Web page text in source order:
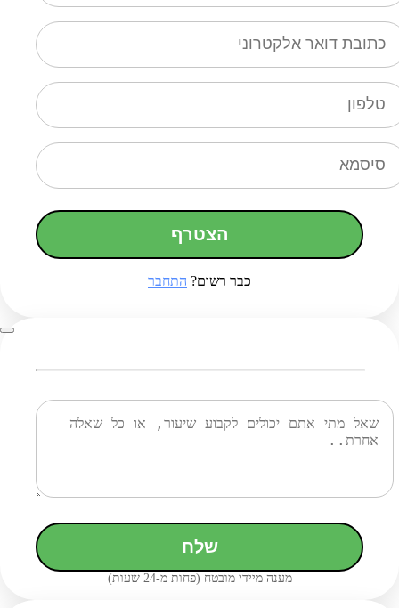
הצטרף
כבר רשום? התחבר
שלח
מענה מיידי מובטח (פחות מ-24 שעות)